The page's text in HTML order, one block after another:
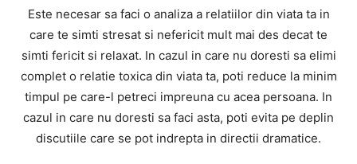
Este necesar sa faci o analiza a relatiilor din viata ta in
care te simti stresat si nefericit mult mai des decat te
simti fericit si relaxat. In cazul in care nu doresti sa elimi
complet o relatie toxica din viata ta, poti reduce la minim
timpul pe care-l petreci impreuna cu acea persoana. In
cazul in care nu doresti sa faci asta, poti evita pe deplin
discutiile care se pot indrepta in directii dramatice.